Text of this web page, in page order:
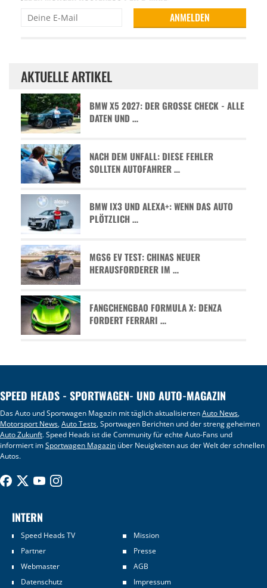
AKTUELLE ARTIKEL
BMW X5 2027: DER GROSSE CHECK - ALLE D
ATEN UND …
NACH DEM UNFALL: DIESE FEHLER
SOLLTEN AUTOFAHRER …
BMW IX3 UND ALEXA+: WENN DAS AUTO
PLÖTZLICH …
MGS6 EV TEST: CHINAS NEUER
HERAUSFORDERER IM …
FANGCHENGBAO FORMULA X: DENZA
FORDERT FERRARI …
SPEED HEADS - SPORTWAGEN- UND AUTO-MAGAZIN
Das Auto und Sportwagen Magazin mit täglich aktualisiertenAuto News,
Motorsport News,Auto Tests, Sportwagen Berichten und der streng geheimen
Auto Zukunft. Speed Heads ist die Community für echte Auto-Fans und
informiert imSportwagen Magazin über Neuigkeiten aus der Welt der schnellen
Autos.
INTERN
Speed Heads TV
Mission
Partner
Presse
Webmaster
AGB
Datenschutz
Impressum